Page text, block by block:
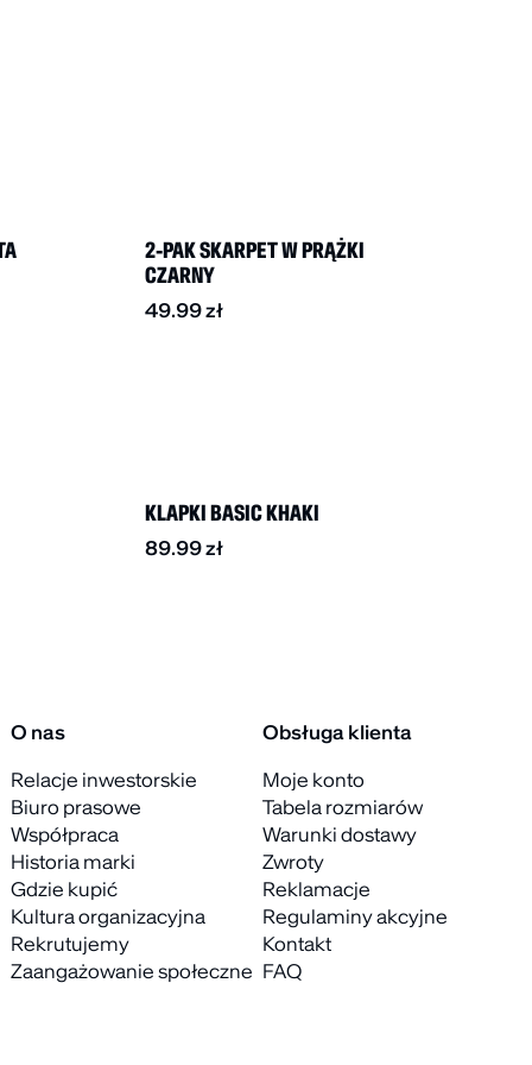
2-PAK SKARPET W PRĄŻKI
CZARNY
49.99zł
KLAPKI BASIC KHAKI
89.99zł
O nas
Relacje inwestorskie
Biuro prasowe
Współpraca
Historia marki
Gdzie kupić
Kultura organizacyjna
Rekrutujemy
Zaangażowanie społeczne
Obsługa klienta
Moje konto
Tabela rozmiarów
Warunki dostawy
Zwroty
Reklamacje
Regulaminy akcyjne
Kontakt
FAQ